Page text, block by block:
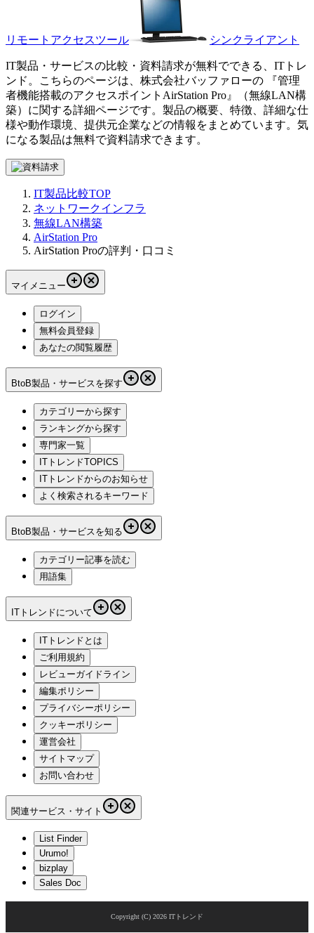
リモートアクセスツール シンクライアント
IT製品・サービスの比較・資料請求が無料でできる、ITトレ
ンド。こちらのページは、 株式会社バッファローの 『管理
者機能搭載のアクセスポイント AirStation Pro 』（無線LAN構
築）に関する詳細ページです。製品の概要、特徴、詳細な仕
様や動作環境、提供元企業などの情報をまとめています。気
になる製品は無料で資料請求できます。
IT製品比較TOP
ネットワークインフラ
無線LAN構築
AirStation Pro
AirStation Proの評判・口コミ
マイメニュー
ログイン
無料会員登録
あなたの閲覧履歴
BtoB製品・サービスを探す
カテゴリーから探す
ランキングから探す
専門家一覧
ITトレンドTOPICS
ITトレンドからのお知らせ
よく検索されるキーワード
BtoB製品・サービスを知る
カテゴリー記事を読む
用語集
ITトレンドについて
ITトレンドとは
ご利用規約
レビューガイドライン
編集ポリシー
プライバシーポリシー
クッキーポリシー
運営会社
サイトマップ
お問い合わせ
関連サービス・サイト
List Finder
Urumo!
bizplay
Sales Doc
Copyright (C) 2026 ITトレンド